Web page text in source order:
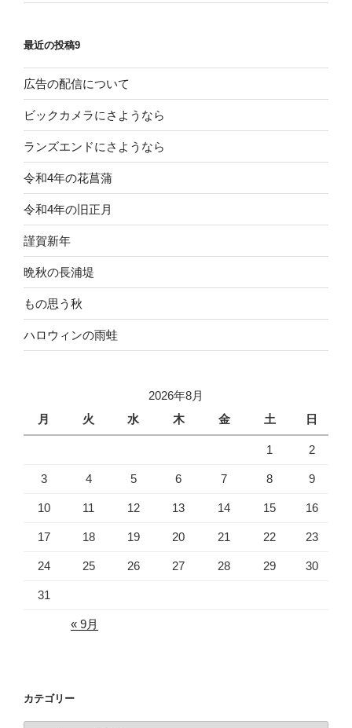
最近の投稿9
広告の配信について
ビックカメラにさようなら
ランズエンドにさようなら
令和4年の花菖蒲
令和4年の旧正月
謹賀新年
晩秋の長浦堤
もの思う秋
ハロウィンの雨蛙
2026年8月
月
火 水 木 金 土 日
1 2
3 4 5 6 7 8 9
10 11 12 13 14 15 16
17 18 19 20 21 22 23
24 25 26 27 28 29 30
31
« 9月
カテゴリー